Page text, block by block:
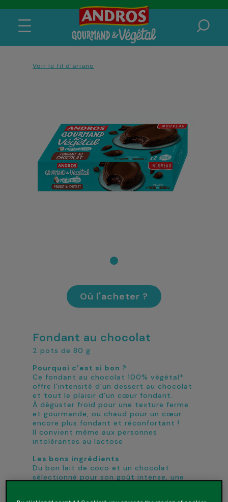
Voir le fil d'ariane
Où l'acheter ?
Fondant au chocolat
2 pots de 80 g
Pourquoi c’est si bon ?
Ce fondant au chocolat 100% végétal*
offre l’intensité d’un dessert au chocolat
et tout le plaisir d’un cœur fondant.
À déguster froid pour une texture ferme
et gourmande, ou chaud pour un cœur
encore plus fondant et réconfortant !
Il convient même aux personnes
intolérantes au lactose
Les bons ingrédients
Du bon lait de coco et un chocolat
sélectionné pour son goût intense, une